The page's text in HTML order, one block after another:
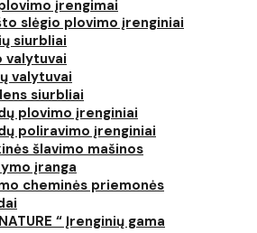
įrengimai
slėgio plovimo įrenginiai
siurbliai
valytuvai
valytuvai
siurbliai
plovimo įrenginiai
poliravimo įrenginiai
šlavimo mašinos
įranga
cheminės priemonės
“ Įrenginių gama